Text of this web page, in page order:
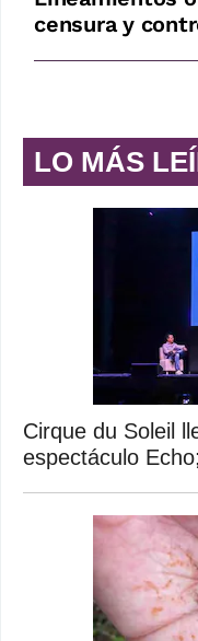
censura y
LO MÁS
Cirque du Soleil
espectáculo